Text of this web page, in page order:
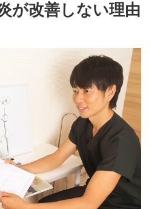
が改善しない理由